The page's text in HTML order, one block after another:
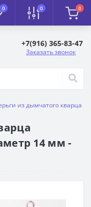
0 0 0
+7(916) 365-83-47
Заказать звонок
из дымчатого кварца
14 мм -